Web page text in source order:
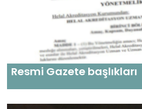
Resmi Gazete başlıkları